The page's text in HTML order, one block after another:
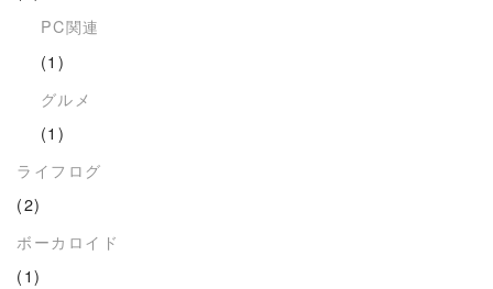
PC関連
(1)
グルメ
(1)
ライフログ
(2)
ボーカロイド
(1)